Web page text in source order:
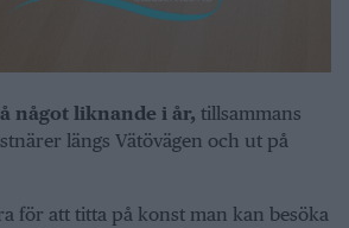
något liknande i år, tillsammans
längs Vätövägen och ut på
för att titta på konst man kan besöka